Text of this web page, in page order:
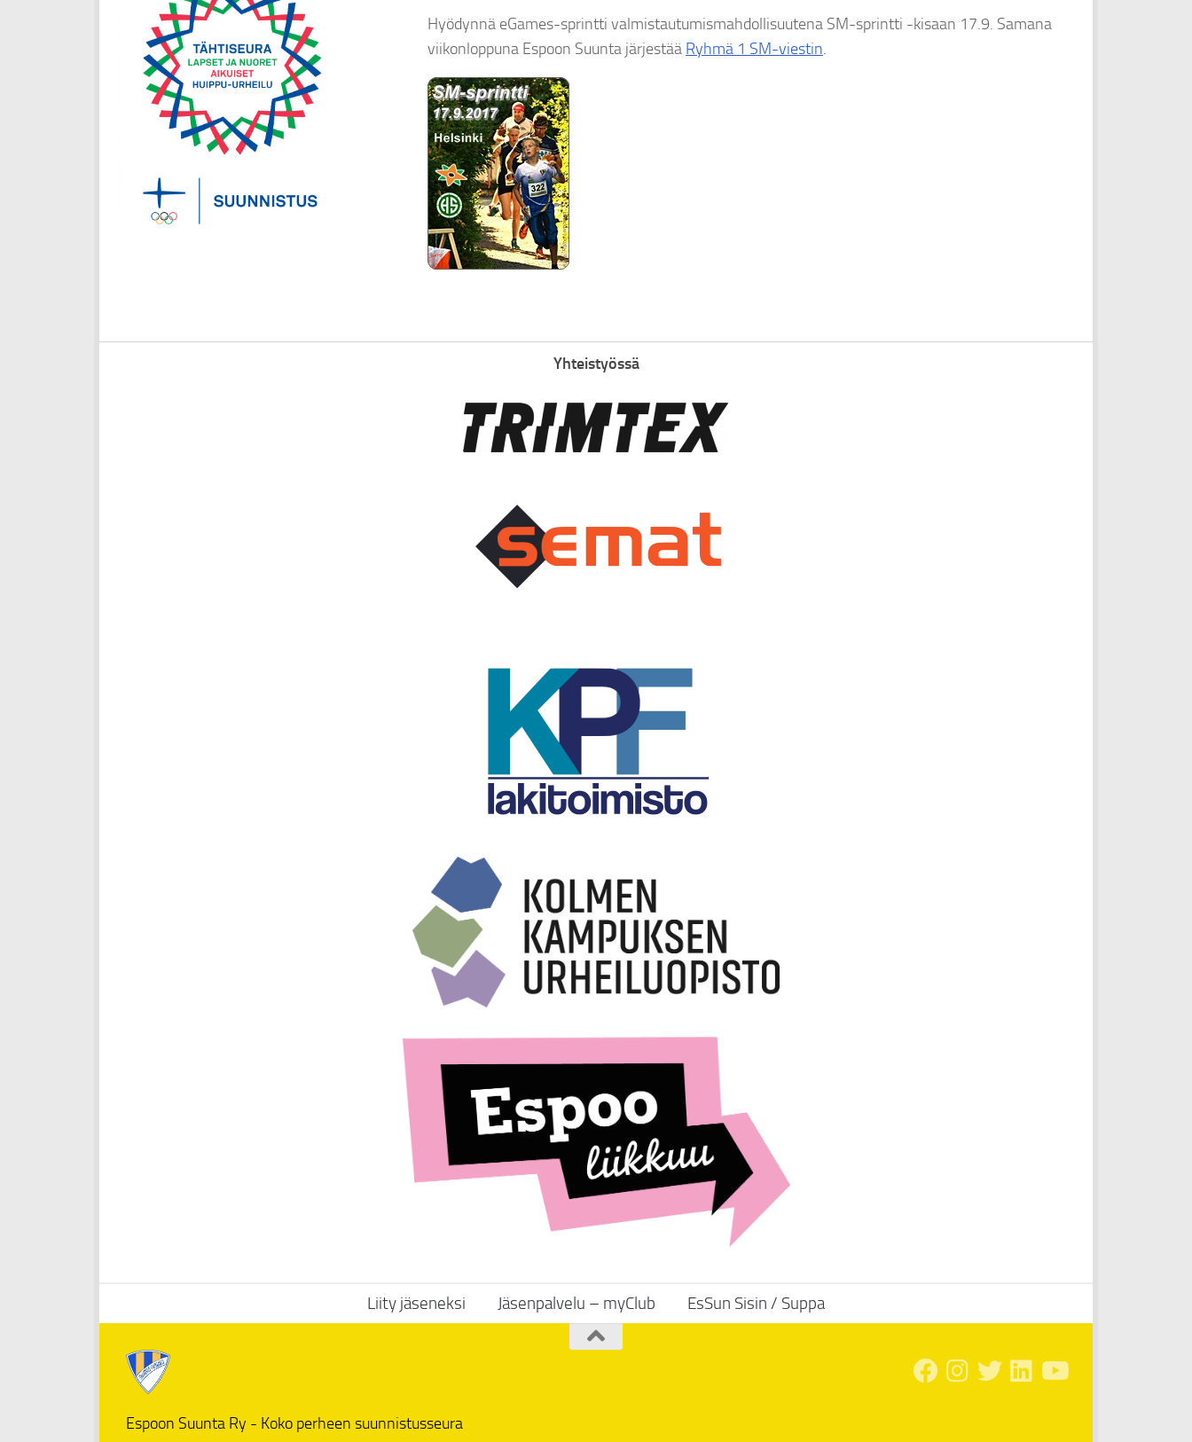
Hyödynnä eGames-sprintti valmistautumismahdollisuutena SM-sprintti -kisaan 17.9. Samana
viikonloppuna Espoon Suunta järjestää Ryhmä 1 SM-viestin.
Yhteistyössä
Liity jäseneksi Jäsenpalvelu – myClub EsSun Sisin / Suppa
Espoon Suunta Ry - Koko perheen suunnistusseura